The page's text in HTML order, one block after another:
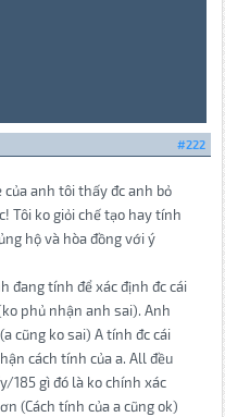
#222
của anh tôi thấy đc anh bỏ
Tôi ko giỏi chế tạo hay tính
hộ và hòa đồng với ý
đang tính để xác định đc cái
phủ nhận anh sai). Anh
cũng ko sai) A tính đc cái
cách tính của a. All đều
185 gì đó là ko chính xác
(Cách tính của a cũng ok)